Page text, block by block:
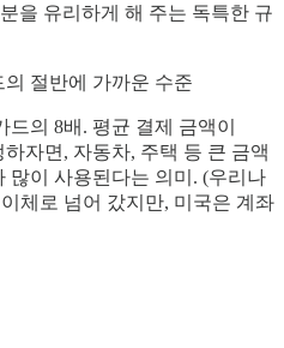
분을 유리하게 해 주는 독특한 규
절반에 가까운 수준
의 8배. 평균 결제 금액이
자면, 자동차, 주택 등 큰 금액
많이 사용된다는 의미. (우리나
체로 넘어 갔지만, 미국은 계좌